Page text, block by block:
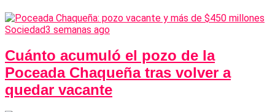
Sociedad3 semanas ago
Cuánto acumuló el pozo de la
Poceada Chaqueña tras volver a
quedar vacante